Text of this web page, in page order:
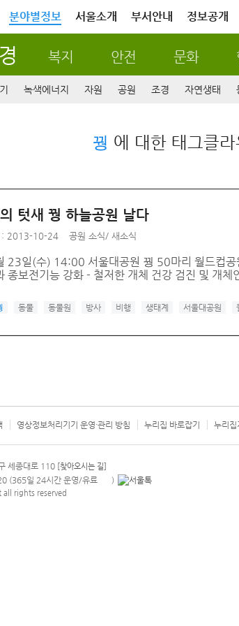
분야별정보 서울소개 부서안내 정보공개
복지 안전 문화
녹색에너지 자원 공원 조경 자연생태
꿩 에 대한 태그클라
텃새 꿩 하늘공원 날다
: 2013-10-24 공원 소식/ 새소식
23일(수) 14:00 서울대공원 꿩 50마리 월드컵공
종보전기능 강화 - 철저한 개체 건강 검진 및 개
동물 동물원 방사 비행 생태계 서울대공원
영상정보처리기기 운영·관리 방침 누리집 바로잡기 누리집
세종대로 110 [찾아오시는 길]
(365일 24시간 운영/유료 안내팝업 열기
)
rights reserved